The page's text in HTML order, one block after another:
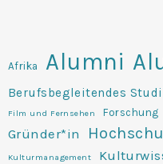
Afrika Alumni
Berufsbegleitendes
Film und Fernsehen Forschung
Gründer*in
Kulturmanagement